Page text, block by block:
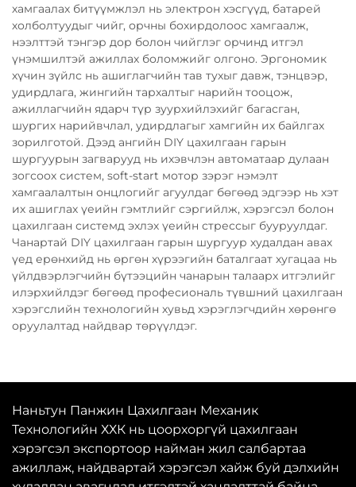
хамгаалах битүүмжлэл нь электрон хэсгүүд, батарей
холболтуудыг чийг, орчны бохирдолоос хамгаалж,
нээлттэй тэнгэр дор болон чийглэг орчинд итгэл
үнэмшилтэй ажиллах боломжийг олгоно. Эргономик
хүчин зүйлс нь ашиглагчийн тав тухыг давж, тэнцвэр,
удирдлага, жингийн тархалтыг нарийн тооцож,
ажиллагчийн ядарч түр зуурхийлэхийг багасган,
шургих нарийвчлал, удирдлагыг хамгийн их байлгах
зорилготой. Дээд ангийн DIY цахилгаан гарын
шургуурын загварууд нь ихэвчлэн автоматаар дулаан
зогсоох систем, soft-start мотор зэрэг нэмэлт
хамгаалалтын онцлогийг агуулдаг бөгөөд эдгээр нь хэт
их ашиглах үеийн гэмтлийг сэргийлж, хэрэгсэл болон
цахилгаан системд эхлэх үеийн стрессыг бууруулдаг.
Чанартай DIY цахилгаан гарын шургуур худалдан авах
үед ерөнхийд нь өргөн хүрээгийн баталгаат хугацаа нь
үйлдвэрлэгчийн бүтээцийн чанарын талаарх итгэлийг
илэрхийлдэг бөгөөд професиональ түвшний цахилгаан
хэрэгслийн технологийн хувьд хэрэглэгчдийн хөрөнгө
оруулалтад найдвар төрүүлдэг.
Наньтун Панжин Цахилгаан Механик
Технологийн ХХК нь цоорхоргүй цахилгаан
хэрэгсэл экспортоор найман жил салбартаа
ажиллаж, найдвартай хэрэгсэл хайж буй дэлхийн